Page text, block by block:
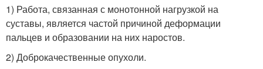
1) Работа, связанная с монотонной нагрузкой на
суставы, является частой причиной деформации
пальцев и образовании на них наростов.
2) Доброкачественные опухоли.